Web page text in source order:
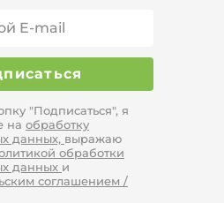
"Подписаться", я
на обработку
данных, выражаю
обработки
данных и
соглашением /